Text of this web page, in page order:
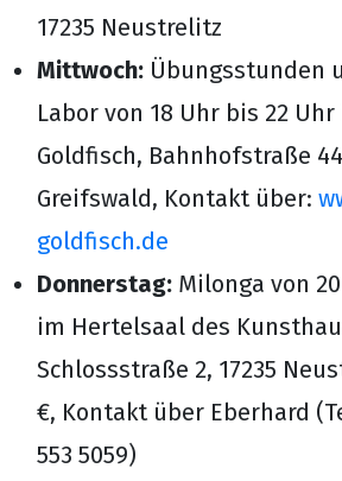
17235 Neustrelitz
Mittwoch: Übungsstunden
Labor von 18 Uhr bis 22
Goldfisch, Bahnhofstraße
Greifswald, Kontakt über:
goldfisch.de
Donnerstag: Milonga von
im Hertelsaal des
Schlossstraße 2, 17235
€, Kontakt über Eberhard
553 5059)